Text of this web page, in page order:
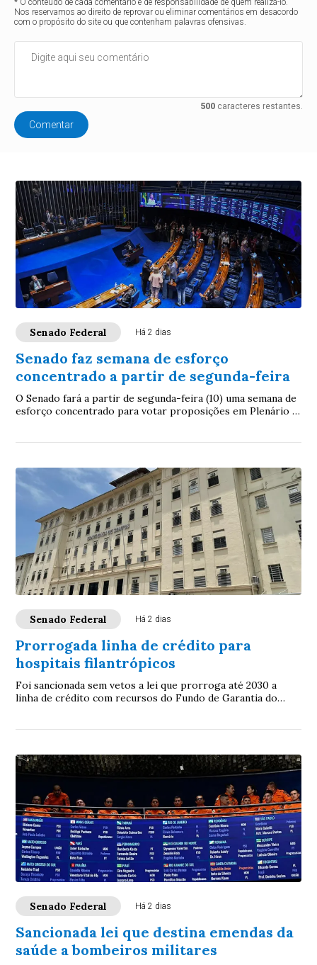
* O conteúdo de cada comentário é de responsabilidade de quem realizá-lo.
Nos reservamos ao direito de reprovar ou eliminar comentários em desacordo
com o propósito do site ou que contenham palavras ofensivas.
500caracteres restantes.
Comentar
Senado Federal Há 2 dias
Senado faz semana de esforço
concentrado a partir de segunda-feira
O Senado fará a partir de segunda-feira (10) uma semana de
esforço concentrado para votar proposições em Plenário e
Senado Federal Há 2 dias
Prorrogada linha de crédito para
hospitais filantrópicos
Foi sancionada sem vetos a lei que prorroga até 2030 a
linha de crédito com recursos do Fundo de Garantia do
Senado Federal Há 2 dias
Sancionada lei que destina emendas da
saúde a bombeiros militares